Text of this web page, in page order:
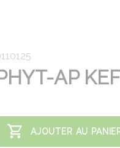
AP
AJOUTER AU